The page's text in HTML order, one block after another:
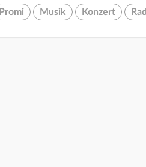
Promi Musik Konzert